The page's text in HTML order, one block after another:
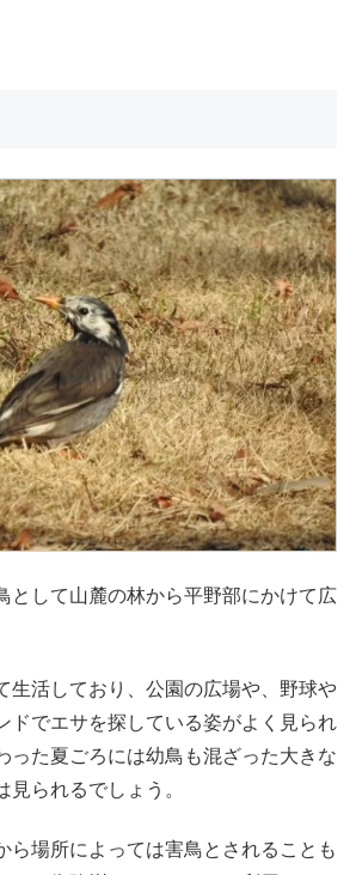
として山麓の林から平野部にかけて広
生活しており、公園の広場や、野球や
ドでエサを探している姿がよく見られ
った夏ごろには幼鳥も混ざった大きな
られるでしょう。
ら場所によっては害鳥とされることも